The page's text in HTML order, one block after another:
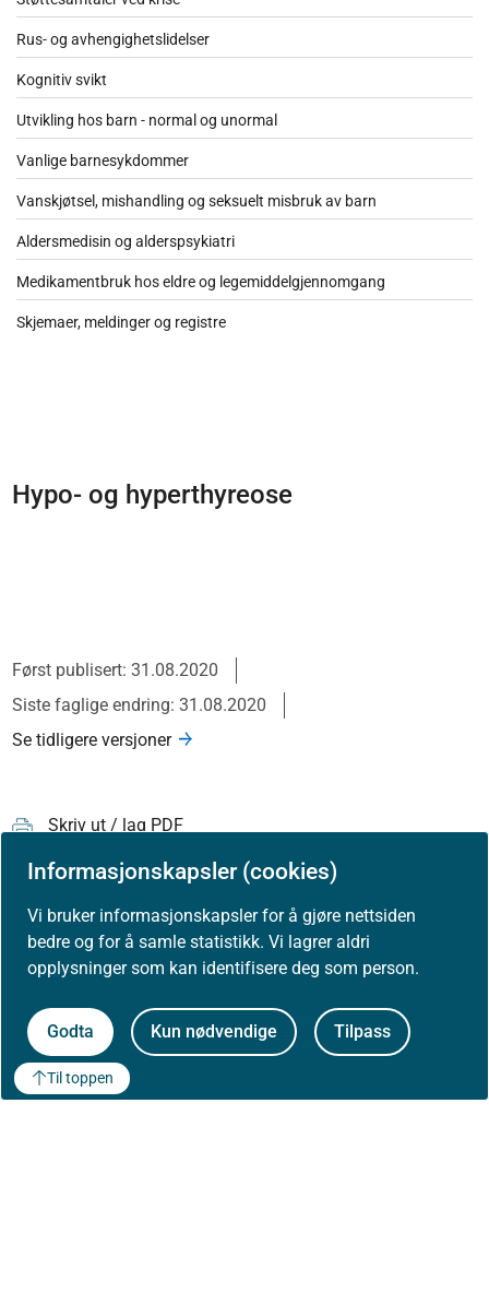
Informasjonskapsler (cookies)
Vi bruker informasjonskapsler for å gjøre nettsiden
bedre og for å samle statistikk. Vi lagrer aldri
opplysninger som kan identifisere deg som person.
Godta Kun nødvendige Tilpass
Rus- og avhengighetslidelser
Kognitiv svikt
Utvikling hos barn - normal og unormal
Vanlige barnesykdommer
Vanskjøtsel, mishandling og seksuelt misbruk av barn
Aldersmedisin og alderspsykiatri
Medikamentbruk hos eldre og legemiddelgjennomgang
Skjemaer, meldinger og registre
Hypo- og hyperthyreose
Først publisert: 31.08.2020
Siste faglige endring: 31.08.2020
Se tidligere versjoner
Skriv ut / lag PDF
Til toppen